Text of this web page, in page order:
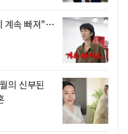
계속 빠져"…
의 신부된